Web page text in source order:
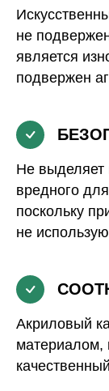
не
является
подвержен
Не выделяет
вредного
поскольку
не
Акриловый
материалом,